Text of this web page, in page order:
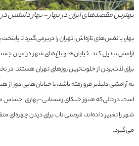
بهترین مقصدهای ایران در بهار – بهار دلنشین
بهار، با نفس‌های تازه‌اش، تهران را دربرمی‌گیرد تا
آرامش تبدیل کند. خیابان‌ها و باغ‌های شهر در میان
برای لذت‌بردن از خلوت‌ترین روزهای تهران هستند. در
به آرامشی دلپذیر فرو رفته باشد، با خیابان‌هایی دور
است. درحالی‌که هنوز خنکای زمستانی-بهاری احساس
شهر را تغییر داده‌اند، فرصتی ناب برای دیدن چهره‌ای
می‌گیرد.